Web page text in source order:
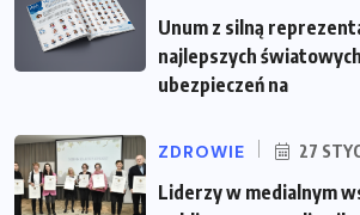
Unum z silną
najlepszych
ubezpieczeń na
ZDROWIE 27
Liderzy w medialnym